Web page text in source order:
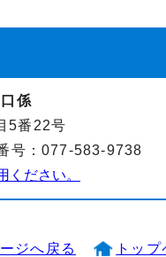
係
5番22号
号：077-583-9738
ください。
ジへ戻る トッ